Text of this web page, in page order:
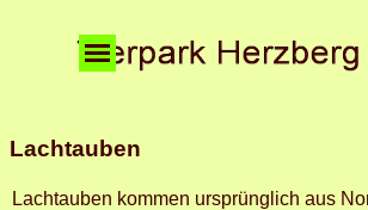
Menü überspringen
Lachtauben
Lachtauben kommen ursprünglich aus